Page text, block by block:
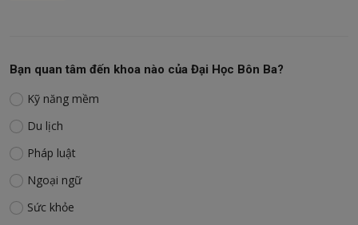
Bạn quan tâm đến khoa nào của Đại Học Bôn Ba?
Kỹ năng mềm
Du lịch
Pháp luật
Ngoại ngữ
Sức khỏe